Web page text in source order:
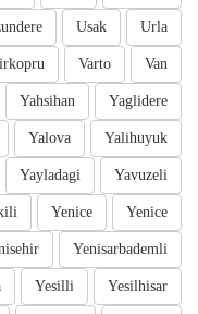
Urla
Usak
Van
Varto
Yaglidere
Yahsihan
Yalihuyuk
Yalova
Yavuzeli
Yayladagi
Yenice
Yenice
Yenisarbademli
Yesilhisar
Yesilli